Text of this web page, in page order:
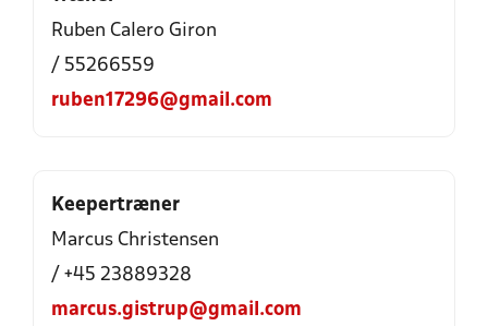
Ruben Calero Giron
/ 55266559
ruben17296@gmail.com
Keepertræner
Marcus Christensen
/ +45 23889328
marcus.gistrup@gmail.com